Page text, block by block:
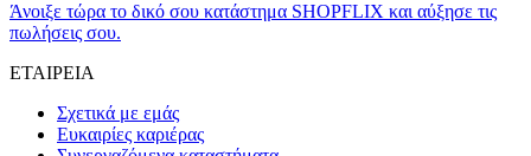
Άνοιξε τώρα το δικό σου κατάστημα SHOPFLIX και αύξησε τις
πωλήσεις σου.
ΕΤΑΙΡΕΙΑ
Σχετικά με εμάς
Ευκαιρίες καριέρας